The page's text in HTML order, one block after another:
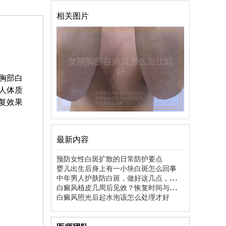
部白
体质
效果
相关图片
最新内容
预防女性白斑扩散的日常防护要点
婴儿出生后身上有一小块白斑怎么回事
中年男人护肤防白斑，做好这几点，中年
男性预防白癜风护肤指南，男士有效护肤
远离白癜风困扰
白癜风植皮几周后见效？恢复时间与过程
揭秘
白癜风照光后起水泡该怎么处理才好